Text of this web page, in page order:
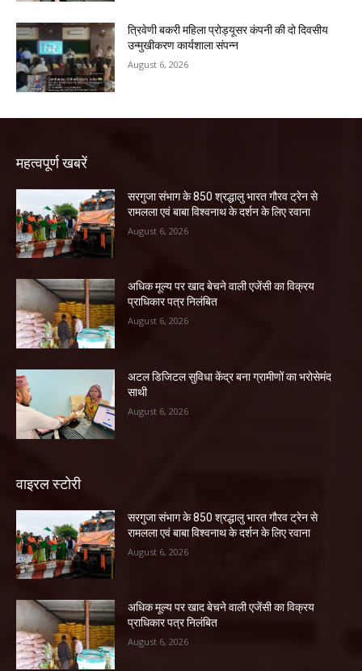
त्रिवेणी बकरी महिला प्रोड्यूसर कंपनी की दो दिवसीय
उन्मुखीकरण कार्यशाला संपन्न
August 6, 2026
महत्वपूर्ण खबरें
सरगुजा संभाग के 850 श्रद्धालु भारत गौरव ट्रेन से
रामलला एवं बाबा विश्वनाथ के दर्शन के लिए रवाना
August 6, 2026
अधिक मूल्य पर खाद बेचने वाली एजेंसी का विक्रय
प्राधिकार पत्र निलंबित
August 6, 2026
अटल डिजिटल सुविधा केंद्र बना ग्रामीणों का भरोसेमंद
साथी
August 6, 2026
वाइरल स्टोरी
सरगुजा संभाग के 850 श्रद्धालु भारत गौरव ट्रेन से
रामलला एवं बाबा विश्वनाथ के दर्शन के लिए रवाना
August 6, 2026
अधिक मूल्य पर खाद बेचने वाली एजेंसी का विक्रय
प्राधिकार पत्र निलंबित
August 6, 2026